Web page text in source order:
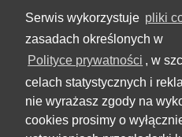
Serwis wykorzystuje pliki
zasadach określonych w
Polityce prywatności , w
celach statystycznych i
nie wyrażasz zgody na
cookies prosimy o
BĄDŹ NA
Grupa